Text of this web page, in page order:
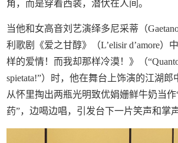
角，而是穿着西装，潜伏在人间。
当他和女高音刘艺演绎多尼采蒂（
利歌剧《爱之甘醇》（L’elisir d’amore）
样的爱情！而我却那样冷漠！》（
spietata!”）时，他在舞台上饰演的江湖
从怀里掏出两瓶光明致优娟姗鲜牛奶当
药”，边喝边唱，引发台下一片笑声和掌声